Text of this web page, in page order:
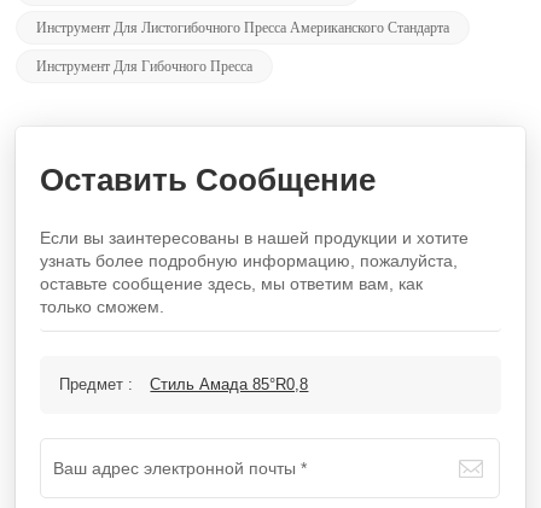
Инструмент Для Листогибочного Пресса Американского Стандарта
Инструмент Для Гибочного Пресса
Оставить Сообщение
Если вы заинтересованы в нашей продукции и хотите
узнать более подробную информацию, пожалуйста,
оставьте сообщение здесь, мы ответим вам, как
только сможем.
Предмет : Стиль Амада 85°R0,8